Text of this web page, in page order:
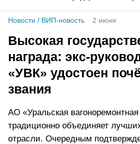
Новости / ВИП-новость 2 июня
Высокая
награда: экс-
«УВК» удостоен
звания
АО «Уральская
традиционно объединяет
отрасли. Очередным